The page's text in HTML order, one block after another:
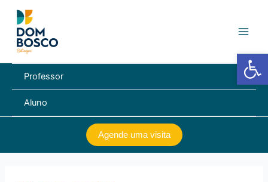
para
conteúdo
Professor
Aluno
Agende uma visita
Post
Barra de